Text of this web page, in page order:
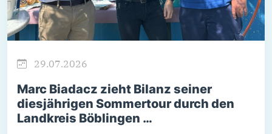
29.07.2026
Marc Biadacz zieht Bilanz seiner
diesjährigen Sommertour durch den
Landkreis Böblingen …